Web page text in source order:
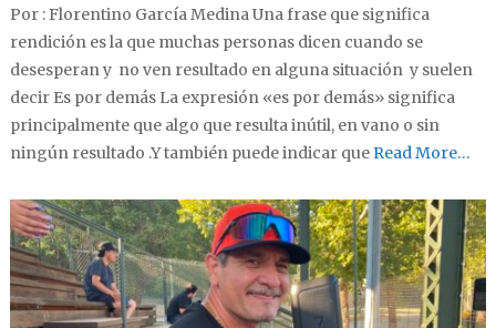
Por : Florentino García Medina Una frase que significa
rendición es la que muchas personas dicen cuando se
desesperan y no ven resultado en alguna situación y suelen
decir Es por demás La expresión «es por demás» significa
principalmente que algo que resulta inútil, en vano o sin
ningún resultado .Y también puede indicar queRead More…